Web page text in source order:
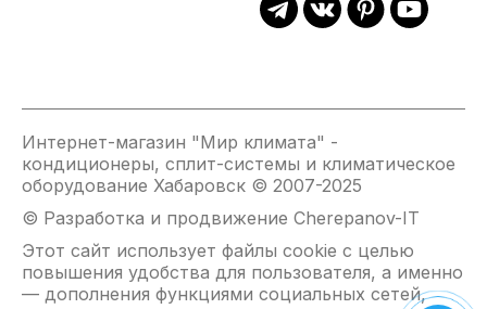
Сделано в Южной Корее
Интернет-магазин "Мир климата" -
кондиционеры, сплит-системы и климатическое
оборудование Хабаровск © 2007-2025
© Разработка и продвижение Cherepanov-IT
Этот сайт использует файлы cookie с целью
повышения удобства для пользователя, а именно
— дополнения функциями социальных сетей,